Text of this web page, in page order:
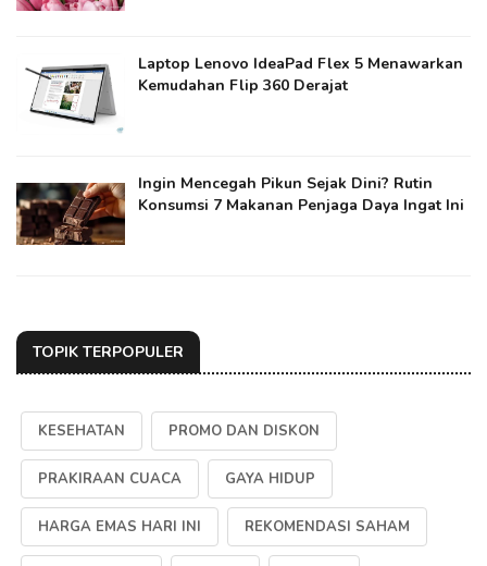
Laptop Lenovo IdeaPad Flex 5 Menawarkan
Kemudahan Flip 360 Derajat
Ingin Mencegah Pikun Sejak Dini? Rutin
Konsumsi 7 Makanan Penjaga Daya Ingat Ini
TOPIK TERPOPULER
KESEHATAN PROMO DAN DISKON
PRAKIRAAN CUACA GAYA HIDUP
HARGA EMAS HARI INI REKOMENDASI SAHAM